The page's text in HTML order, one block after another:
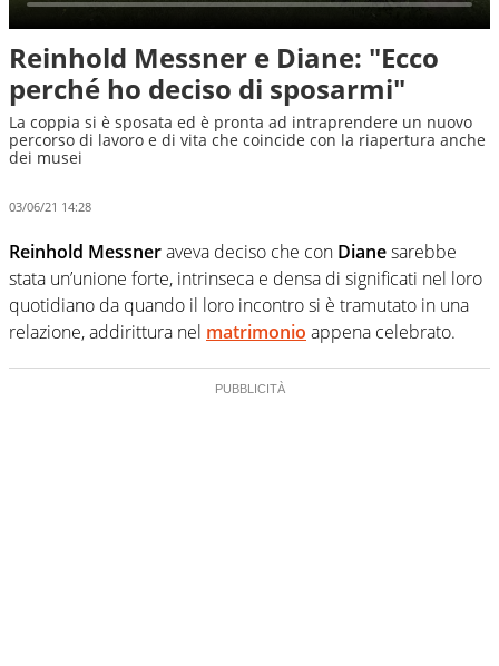
Reinhold Messner e Diane: "Ecco
perché ho deciso di sposarmi"
La coppia si è sposata ed è pronta ad intraprendere un nuovo
percorso di lavoro e di vita che coincide con la riapertura anche
dei musei
03/06/21 14:28
Reinhold Messneraveva deciso che con Dianesarebbe
stata un’unione forte, intrinseca e densa di significati nel loro
quotidiano da quando il loro incontro si è tramutato in una
relazione, addirittura nel matrimonio appena celebrato.